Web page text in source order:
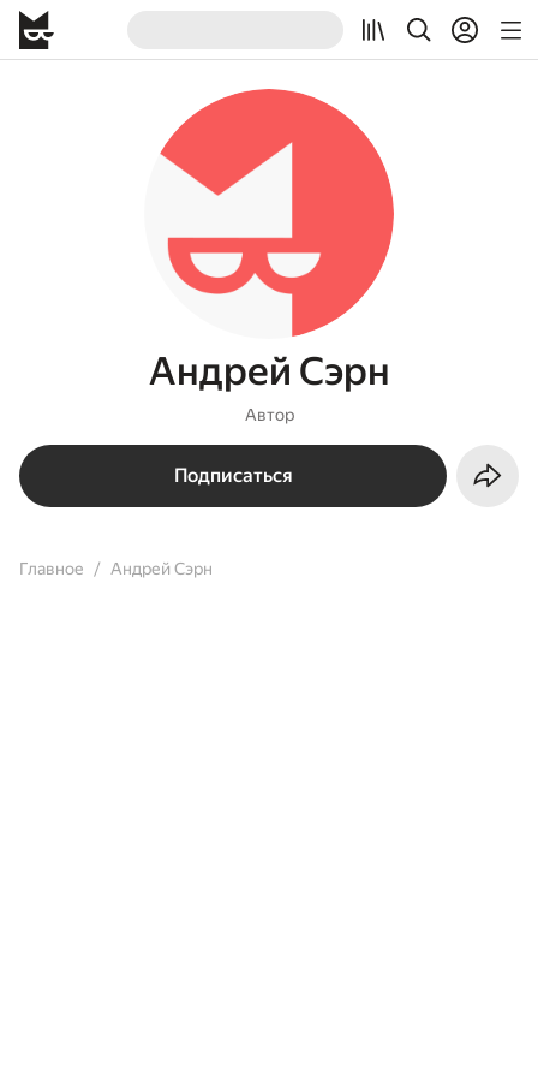
Андрей Сэрн
Автор
Подписаться
Главное Андрей Сэрн